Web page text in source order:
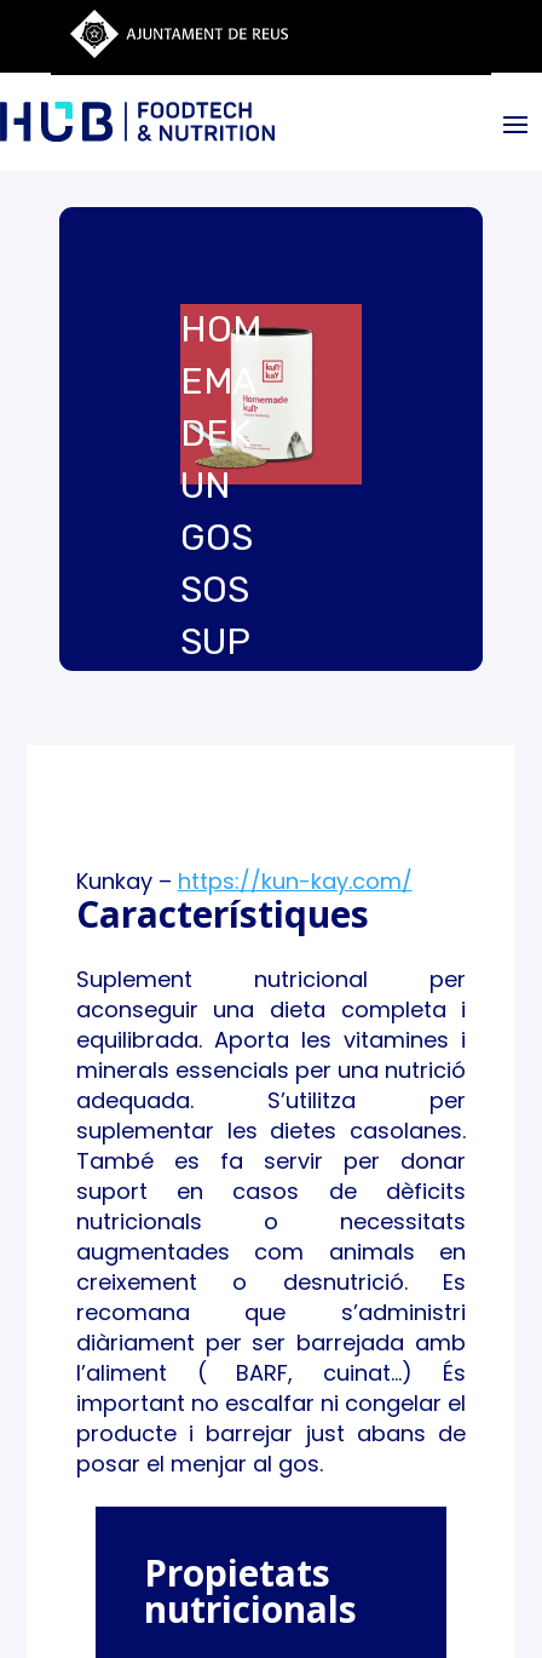
HOM
EMA
DEK
UN
GOS
SOS
SUP
ARI
MINE
S I
MINE
RAL
S
Kunkay – https://kun-kay.com/
Característiques
Suplement nutricional per
aconseguir una dieta completa i
equilibrada. Aporta les vitamines i
minerals essencials per una nutrició
adequada. S’utilitza per
suplementar les dietes casolanes.
També es fa servir per donar
suport en casos de dèficits
nutricionals o necessitats
augmentades com animals en
creixement o desnutrició. Es
recomana que s’administri
diàriament per ser barrejada amb
l’aliment ( BARF, cuinat…) És
important no escalfar ni congelar el
producte i barrejar just abans de
posar el menjar al gos.
Propietats
nutricionals